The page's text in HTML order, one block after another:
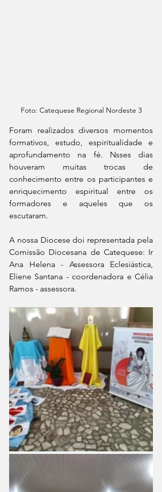
Foto: Catequese Regional Nordeste 3
Foram realizados diversos momentos
formativos, estudo, espiritualidade e
aprofundamento na fé. Nsses dias
houveram muitas trocas de
conhecimento entre os participantes e
enriquecimento espiritual entre os
formadores e aqueles que os
escutaram.
A nossa Diocese doi representada pela
Comissão Diocesana de Catequese: Ir
Ana Helena - Assessora Eclesiástica,
Eliene Santana - coordenadora e Célia
Ramos - assessora.